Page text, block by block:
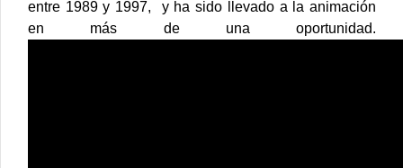
entre 1989 y 1997, y ha sido llevado a la animación
en más de una oportunidad.